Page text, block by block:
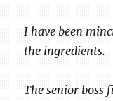
I have been
the ingredients.
The senior boss